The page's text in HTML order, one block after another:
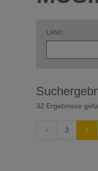
LAND
32 Ergebnisse
3 4